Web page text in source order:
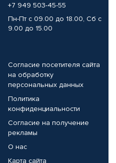
+7 949 503-45-55
Пн-Пт с 09.00 до 18.00, Сб с
9.00 до 15.00
Согласие посетителя сайта
на обработку
персональных данных
Политика
конфиденциальности
Согласие на получение
рекламы
О нас
Карта сайта